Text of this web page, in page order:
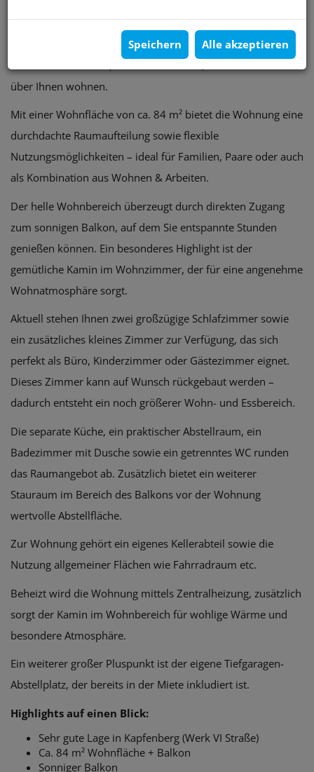
zur Vermietung. Die Wohnung befindet sich im obersten
Stockwerk eines gepflegten Wohnhauses (ohne Lift) – ein
über Ihnen wohnen.
Mit einer Wohnfläche von ca. 84 m² bietet die Wohnung eine
durchdachte Raumaufteilung sowie flexible
Nutzungsmöglichkeiten – ideal für Familien, Paare oder auch
als Kombination aus Wohnen & Arbeiten.
Der helle Wohnbereich überzeugt durch direkten Zugang
zum sonnigen Balkon, auf dem Sie entspannte Stunden
genießen können. Ein besonderes Highlight ist der
gemütliche Kamin im Wohnzimmer, der für eine angenehme
Wohnatmosphäre sorgt.
Aktuell stehen Ihnen zwei großzügige Schlafzimmer sowie
ein zusätzliches kleines Zimmer zur Verfügung, das sich
perfekt als Büro, Kinderzimmer oder Gästezimmer eignet.
Dieses Zimmer kann auf Wunsch rückgebaut werden –
dadurch entsteht ein noch größerer Wohn- und Essbereich.
Die separate Küche, ein praktischer Abstellraum, ein
Badezimmer mit Dusche sowie ein getrenntes WC runden
das Raumangebot ab. Zusätzlich bietet ein weiterer
Stauraum im Bereich des Balkons vor der Wohnung
wertvolle Abstellfläche.
Zur Wohnung gehört ein eigenes Kellerabteil sowie die
Nutzung allgemeiner Flächen wie Fahrradraum etc.
Beheizt wird die Wohnung mittels Zentralheizung, zusätzlich
sorgt der Kamin im Wohnbereich für wohlige Wärme und
besondere Atmosphäre.
Ein weiterer großer Pluspunkt ist der eigene Tiefgaragen-
Abstellplatz, der bereits in der Miete inkludiert ist.
Highlights auf einen Blick:
Sehr gute Lage in Kapfenberg (Werk VI Straße)
Ca. 84 m² Wohnfläche + Balkon
Sonniger Balkon
Speichern Alle akzeptieren